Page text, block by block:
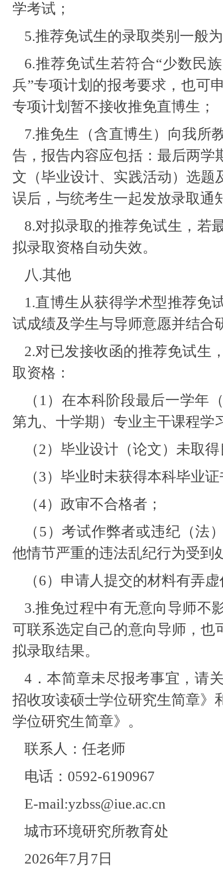
学考试；
5.推荐免试生的录取类别一般
6.推荐免试生若符合“少数民
兵”专项计划的报考要求，也可
专项计划暂不接收推免直博生；
7.推免生（含直博生）向我所
告，报告内容应包括：最后两学
文（毕业设计、实践活动）选题
误后，与统考生一起发放录取通
8.对拟录取的推荐免试生，若
拟录取资格自动失效。
八.其他
1.直博生从获得学术型推荐免
试成绩及学生与导师意愿并结合
2.对已发接收函的推荐免试生
取资格：
（1）在本科阶段最后一学年
第九、十学期）专业主干课程学
（2）毕业设计（论文）未取
（3）毕业时未获得本科毕业
（4）政审不合格者；
（5）考试作弊者或违纪（法
他情节严重的违法乱纪行为受到
（6）申请人提交的材料有弄
3.推免过程中有无意向导师不
可联系选定自己的意向导师，也
拟录取结果。
4．本简章未尽报考事宜，请
招收攻读硕士学位研究生简章》
学位研究生简章》。
联系人：任老师
电话：0592-6190967
E-mail:yzbss@iue.ac.cn
城市环境研究所教育处
2026年7月7日